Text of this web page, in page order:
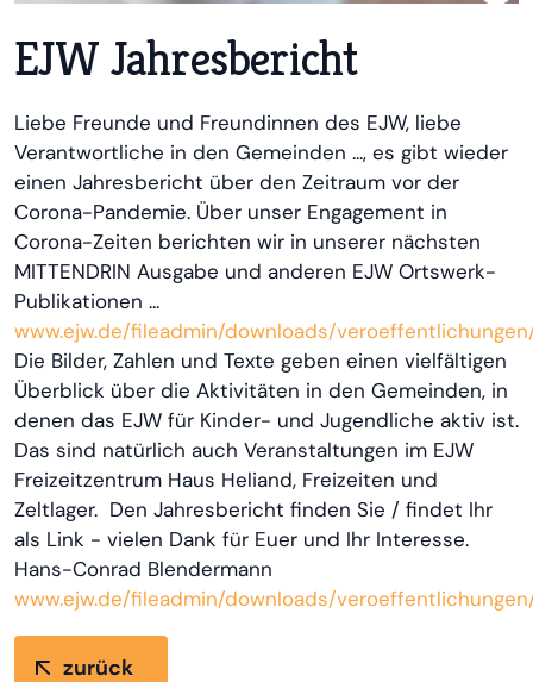
EJW Jahresbericht
Liebe Freunde und Freundinnen des EJW, liebe
Verantwortliche in den Gemeinden ..., es gibt wieder
einen Jahresbericht über den Zeitraum vor der
Corona-Pandemie. Über unser Engagement in
Corona-Zeiten berichten wir in unserer nächsten
MITTENDRIN Ausgabe und anderen EJW Ortswerk-
Publikationen ...
www.ejw.de/fileadmin/downloads/
Die Bilder, Zahlen und Texte geben einen vielfältigen
Überblick über die Aktivitäten in den Gemeinden, in
denen das EJW für Kinder- und Jugendliche aktiv ist.
Das sind natürlich auch Veranstaltungen im EJW
Freizeitzentrum Haus Heliand, Freizeiten und
Zeltlager. Den Jahresbericht finden Sie / findet Ihr
als Link - vielen Dank für Euer und Ihr Interesse.
Hans-Conrad Blendermann
www.ejw.de/fileadmin/downloads/
zurück